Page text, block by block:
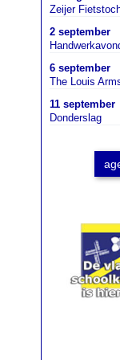
Zeijer
2 september
6 september
The Louis
11 september
Donderslag